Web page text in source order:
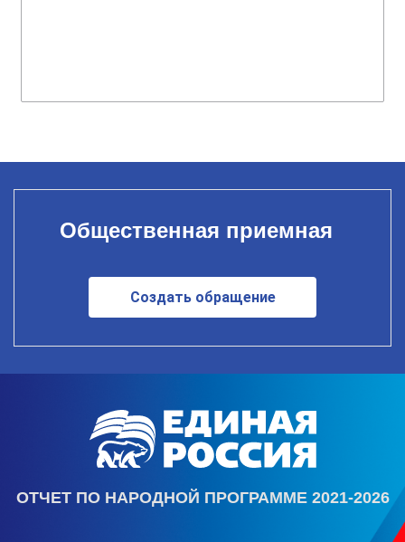
Общественная приемная
Создать обращение
ОТЧЕТ ПО НАРОДНОЙ ПРОГРАММЕ 2021-2026